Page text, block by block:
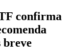
confirma